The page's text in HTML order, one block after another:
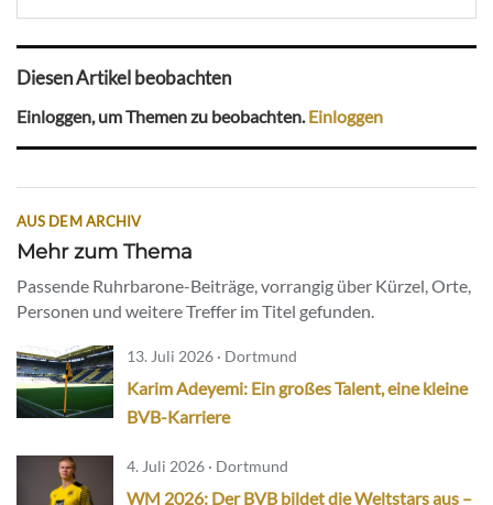
Diesen Artikel beobachten
Einloggen, um Themen zu beobachten.Einloggen
AUS DEM ARCHIV
Mehr zum Thema
Passende Ruhrbarone-Beiträge, vorrangig über Kürzel, Orte,
Personen und weitere Treffer im Titel gefunden.
13. Juli 2026 · Dortmund
Karim Adeyemi: Ein großes Talent, eine kleine
BVB-Karriere
4. Juli 2026 · Dortmund
WM 2026: Der BVB bildet die Weltstars aus –